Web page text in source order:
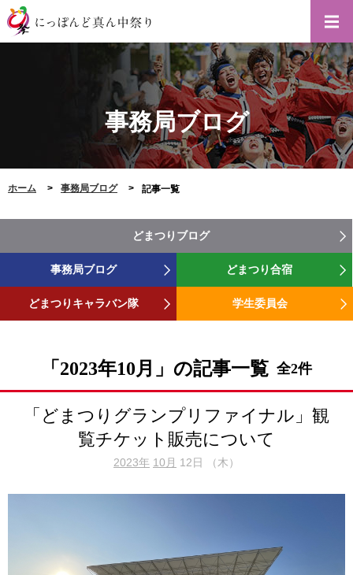
事務局ブログ
ホーム 事務局ブログ 記事一覧
どまつりブログ
事務局ブログ どまつり合宿
どまつりキャラバン隊 学生委員会
「2023年10月」の記事一覧 全2件
「どまつりグランプリファイナル」観
覧チケット販売について
2023年 10月 12日 （木）